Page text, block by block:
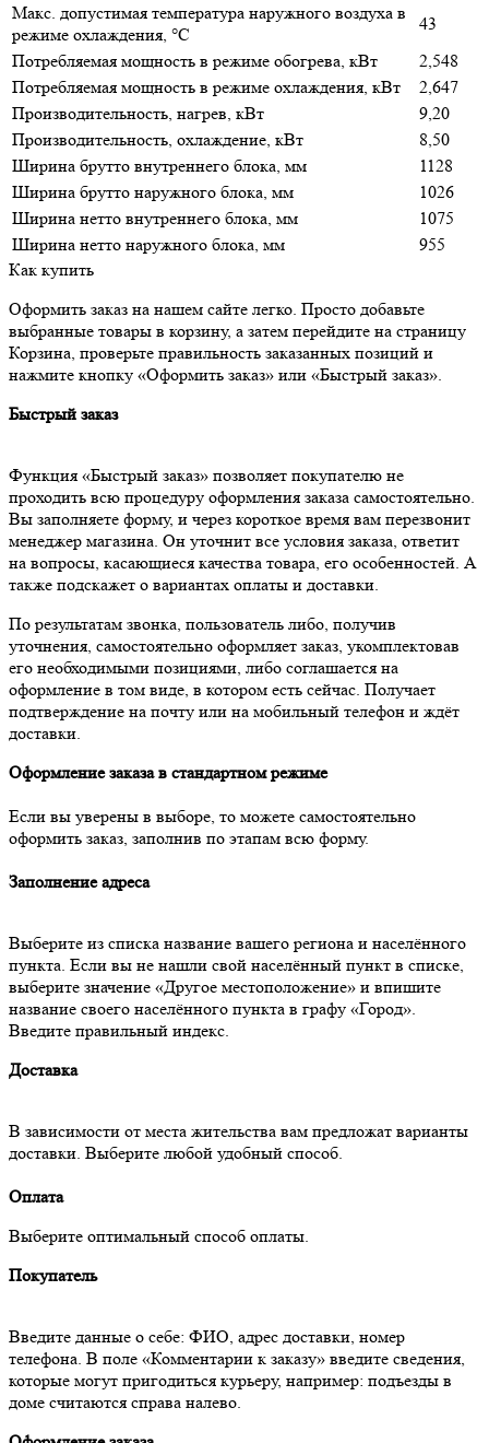
Макс. допустимая температура наружного воздуха в
режиме охлаждения, °С
43
Потребляемая мощность в режиме обогрева, кВт
2,548
Потребляемая мощность в режиме охлаждения, кВт
2,647
Производительность, нагрев, кВт
9,20
Производительность, охлаждение, кВт
8,50
Ширина брутто внутреннего блока, мм
1128
Ширина брутто наружного блока, мм
1026
Ширина нетто внутреннего блока, мм
1075
Ширина нетто наружного блока, мм
955
Как купить
Оформить заказ на нашем сайте легко. Просто добавьте
выбранные товары в корзину, а затем перейдите на страницу
Корзина, проверьте правильность заказанных позиций и
нажмите кнопку «Оформить заказ» или «Быстрый заказ».
Быстрый заказ
Функция «Быстрый заказ» позволяет покупателю не
проходить всю процедуру оформления заказа самостоятельно.
Вы заполняете форму, и через короткое время вам перезвонит
менеджер магазина. Он уточнит все условия заказа, ответит
на вопросы, касающиеся качества товара, его особенностей. А
также подскажет о вариантах оплаты и доставки.
По результатам звонка, пользователь либо, получив
уточнения, самостоятельно оформляет заказ, укомплектовав
его необходимыми позициями, либо соглашается на
оформление в том виде, в котором есть сейчас. Получает
подтверждение на почту или на мобильный телефон и ждёт
доставки.
Оформление заказа в стандартном режиме
Если вы уверены в выборе, то можете самостоятельно
оформить заказ, заполнив по этапам всю форму.
Заполнение адреса
Выберите из списка название вашего региона и населённого
пункта. Если вы не нашли свой населённый пункт в списке,
выберите значение «Другое местоположение» и впишите
название своего населённого пункта в графу «Город».
Введите правильный индекс.
Доставка
В зависимости от места жительства вам предложат варианты
доставки. Выберите любой удобный способ.
Оплата
Выберите оптимальный способ оплаты.
Покупатель
Введите данные о себе: ФИО, адрес доставки, номер
телефона. В поле «Комментарии к заказу» введите сведения,
которые могут пригодиться курьеру, например: подъезды в
доме считаются справа налево.